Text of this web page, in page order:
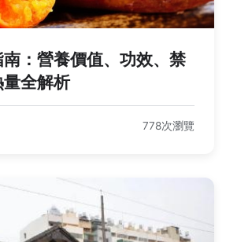
：營養價值、功效、禁
全解析
778次瀏覽